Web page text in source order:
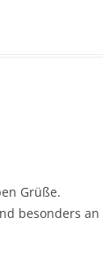
Grüße.
besonders an